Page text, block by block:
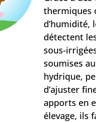
thermiques
d’humidité,
détectent
sous-
soumises
hydrique,
d’ajuster
apports en
élevage, ils